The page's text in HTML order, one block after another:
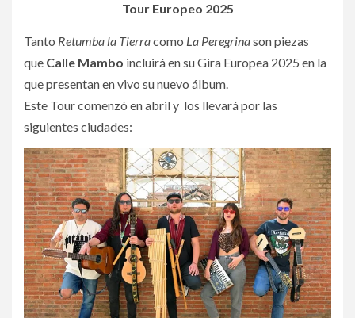
Tour Europeo 2025
Tanto Retumba la Tierracomo La Peregrinason piezas
que Calle Mambo incluirá en su Gira Europea 2025 en la
que presentan en vivo su nuevo álbum.
Este Tour comenzó en abril y los llevará por las
siguientes ciudades: